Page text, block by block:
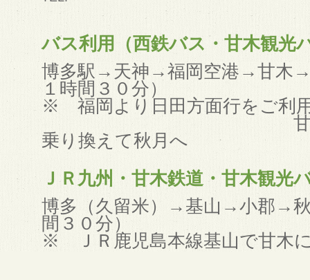
バス利用（西鉄バス・甘木観光
博多駅→天神→福岡空港→甘木→
１時間３０分）
※ 福岡より日田方面行をご
甘木で甘木
乗り換えて秋月へ
ＪＲ九州・甘木鉄道・甘木観光
博多（久留米）→基山→小郡→
間３０分）
※ ＪＲ鹿児島本線基山で甘木